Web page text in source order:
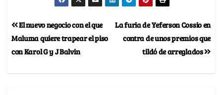
La furia de Yeferson Cossio en
contra de unos premios que
tildó de arreglados
El nuevo negocio con el que
Maluma quiere trapear el piso
con Karol G y J Balvin